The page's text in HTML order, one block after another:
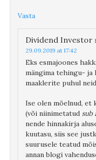
Vasta
Dividend Investor
29.09.2019 at 17:42
Eks esmajoones
mängima tehingu- ja
maaklerite puhul
Ise olen mõelnud, et
(või niinimetatud sub
nende hinnakirja
kuutasu, siis see
suurusele teatud
annan blogi